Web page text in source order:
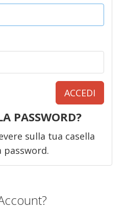
ACCEDI
PASSWORD?
sulla tua casella
password.